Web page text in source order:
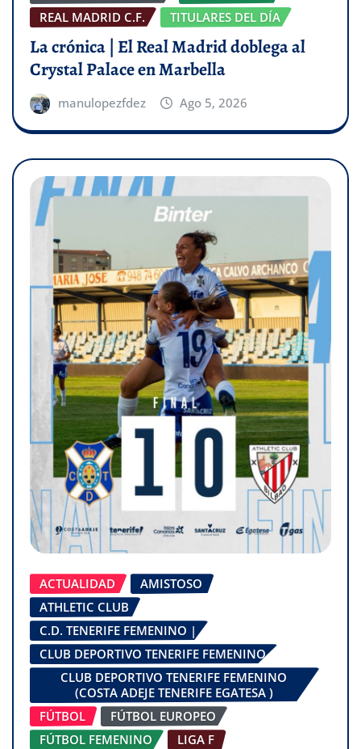
REAL MADRID C.F.
TITULARES DEL DÍA
La crónica | El Real Madrid doblega al
Crystal Palace en Marbella
manulopezfdez Ago 5, 2026
ACTUALIDAD
AMISTOSO
ATHLETIC CLUB
C.D. TENERIFE FEMENINO |
CLUB DEPORTIVO TENERIFE FEMENINO
CLUB DEPORTIVO TENERIFE FEMENINO
(COSTA ADEJE TENERIFE EGATESA )
FÚTBOL
FÚTBOL EUROPEO
FÚTBOL FEMENINO
LIGA F